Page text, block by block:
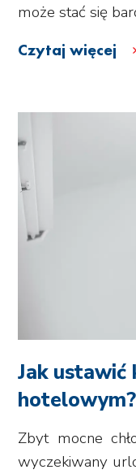
może stać się
Czytaj więcej
Jak ustawić
hotelowym?
Zbyt mocne
wyczekiwany